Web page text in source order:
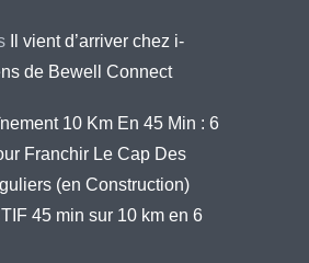
Il vient d’arriver chez i-
de Bewell Connect
10 Km En 45 Min : 6
Franchir Le Cap Des
(en Construction)
45 min sur 10 km en 6